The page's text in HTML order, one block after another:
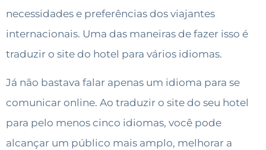
necessidades e preferências dos viajantes
internacionais. Uma das maneiras de fazer isso é
traduzir o site do hotel para vários idiomas.
Já não bastava falar apenas um idioma para se
comunicar online. Ao traduzir o site do seu hotel
para pelo menos cinco idiomas, você pode
alcançar um público mais amplo, melhorar a